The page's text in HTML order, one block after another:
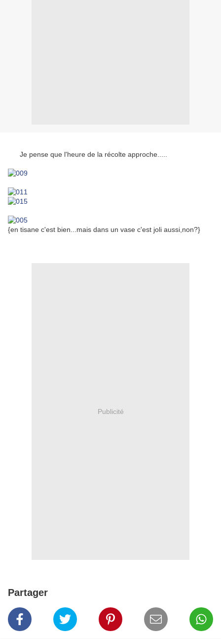
Je pense que l'heure de la récolte approche.....
{en tisane c'est bien...mais dans un vase c'est joli aussi,non?}
Publicité
Partager